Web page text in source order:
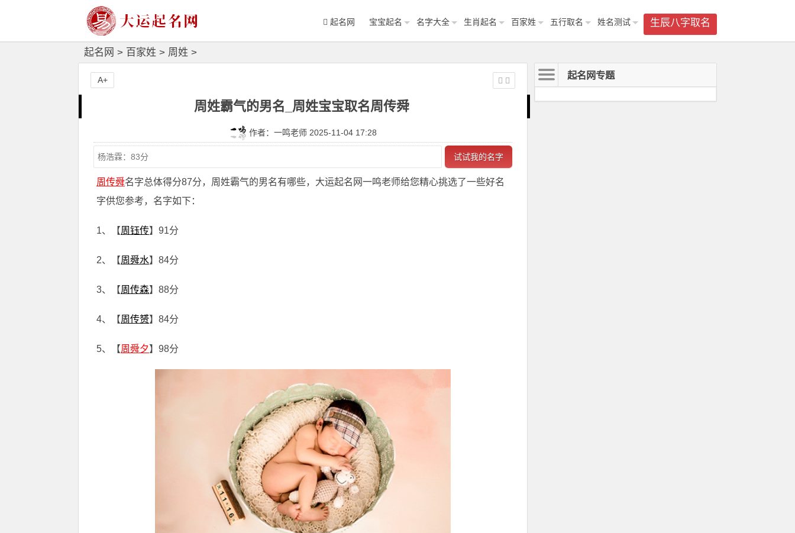
生辰八字取名
起名网 宝宝起名 名字大全 生肖起名 百家姓 五行取名 姓名测试
起名网 > 百家姓 > 周姓 >
周姓霸气的男名_周姓宝宝取名周传舜
作者：一鸣老师 2025-11-04 17:28
试试我的名字
周传舜名字总体得分87分，周姓霸气的男名有哪些，大运起名网一鸣老师给您精心挑选了一些好名
字供您参考，名字如下：
1、【周钰传】91分
2、【周舜水】84分
3、【周传森】88分
4、【周传赟】84分
5、【周舜夕】98分
A+ 起名网专题